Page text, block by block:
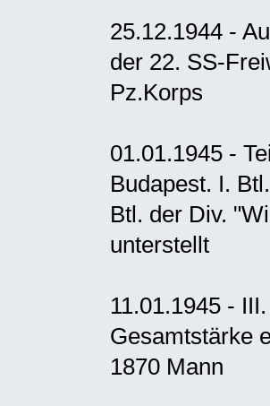
25.12.1944 -
der 22. SS-
Pz.Korps
01.01.1945 -
Budapest. I.
Btl. der Div.
unterstellt
11.01.1945 -
Gesamtstärke
1870 Mann